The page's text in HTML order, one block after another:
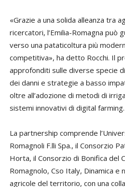
«Grazie a una solida alleanza tra
ricercatori, l’Emilia-Romagna può
verso una pataticoltura più
competitiva», ha detto Rocchi. Il
approfonditi sulle diverse specie
dei danni e strategie a basso
oltre all’adozione di metodi di
sistemi innovativi di digital farming.
La partnership comprende
Romagnoli F.lli Spa., il Consorzio
Horta, il Consorzio di Bonifica del
Romagnolo, Cso Italy, Dinamica e
agricole del territorio, con una